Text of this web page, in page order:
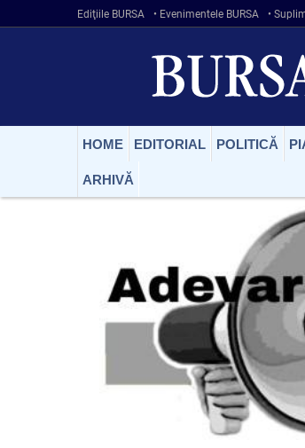
Ediţiile BURSA • Evenimentele BURSA •
HOME EDITORIAL POLITICĂ
ARHIVĂ